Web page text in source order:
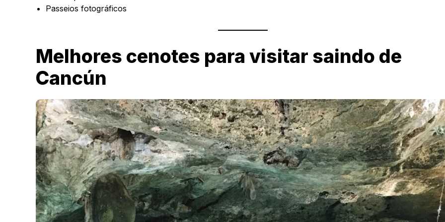
Passeios fotográficos
Melhores cenotes para visitar saindo de
Cancún